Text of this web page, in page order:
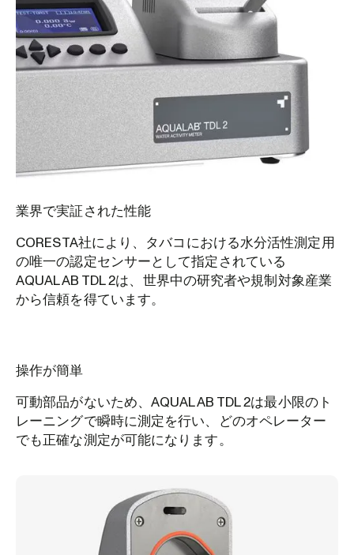
業界で実証された性能
CORESTA社により、タバコにおける水分活性測定用
の唯一の認定センサーとして指定されている
AQUALAB TDL 2は、世界中の研究者や規制対象産業
から信頼を得ています。
操作が簡単
可動部品がないため、AQUALAB TDL 2は最小限のト
レーニングで瞬時に測定を行い、どのオペレーター
でも正確な測定が可能になります。